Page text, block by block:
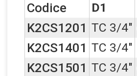
Codice D1
K2CS1201 TC 3/4"
K2CS1401 TC 3/4"
K2CS1501 TC 3/4"